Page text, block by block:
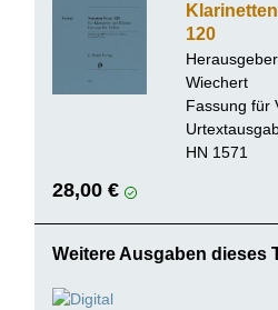
120
Wiechert
Fassung für
HN 1571
28,00 €
Weitere Ausgaben dieses